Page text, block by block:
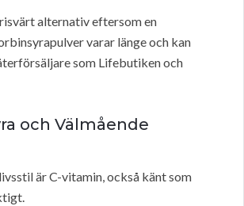
alternativ eftersom en
varar länge och kan
som Lifebutiken och
och Välmående
är C-vitamin, också känt som